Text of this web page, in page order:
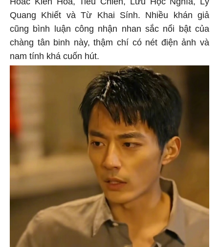
Quang Khiết và Từ Khai Sính. Nhiều khán giả
cũng bình luận công nhận nhan sắc nổi bật của
chàng tân binh này, thậm chí có nét điện ảnh và
nam tính khá cuốn hút.